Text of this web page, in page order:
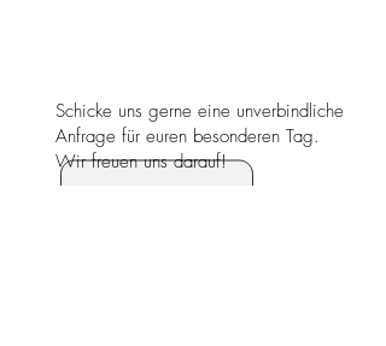
Schicke uns gerne eine unverbindliche
Anfrage für euren besonderen Tag.
Wir freuen unsdarauf!